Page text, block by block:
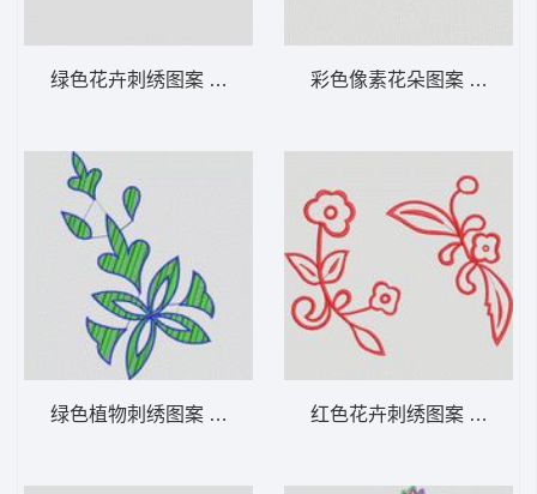
绿色花卉刺绣图案 大花样
绿色植物刺绣图案 大花样
彩色像素花朵图案 大花样
红色花卉刺绣图案 大花样